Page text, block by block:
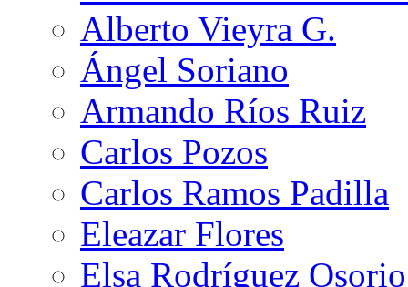
Alberto Vieyra G.
Ángel Soriano
Armando Ríos Ruiz
Carlos Pozos
Carlos Ramos Padilla
Eleazar Flores
Elsa Rodríguez Osorio